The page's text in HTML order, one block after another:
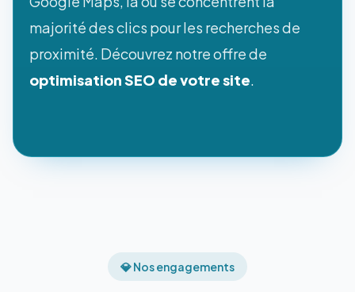
majorité des clics pour les recherches de
proximité. Découvrez notre offre de
optimisation SEO de votre site.
💎 Nos engagements